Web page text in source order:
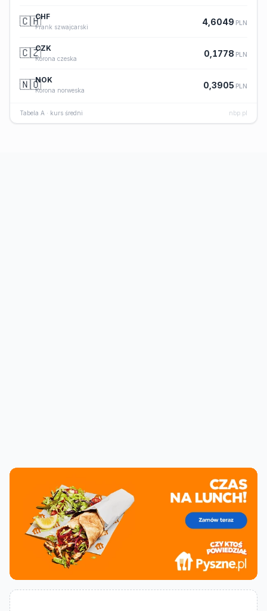
🇨🇭CHF
Frank szwajcarski
4,6049 PLN
🇨🇿CZK
Korona czeska
0,1778 PLN
🇳🇴NOK
Korona norweska
0,3905 PLN
Tabela A · kurs średni nbp.pl